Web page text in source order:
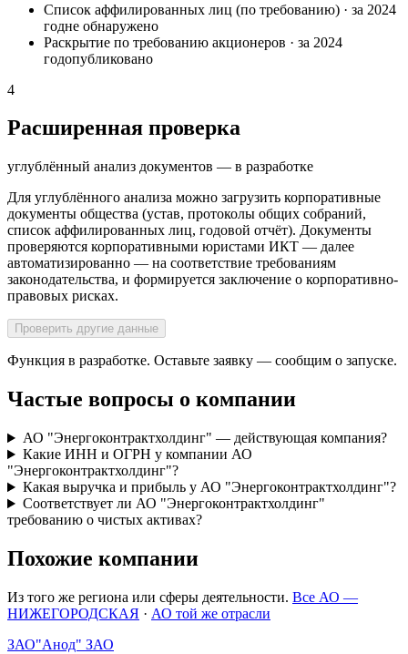
Список аффилированных лиц (по требованию) · за 2024
годне обнаружено
Раскрытие по требованию акционеров · за 2024
годопубликовано
4
Расширенная проверка
углублённый анализ документов — в разработке
Для углублённого анализа можно загрузить корпоративные
документы общества (устав, протоколы общих собраний,
список аффилированных лиц, годовой отчёт). Документы
проверяются корпоративными юристами ИКТ — далее
автоматизированно — на соответствие требованиям
законодательства, и формируется заключение о корпоративно-
правовых рисках.
Проверить другие данные
Функция в разработке. Оставьте заявку — сообщим о запуске.
Частые вопросы о компании
АО "Энергоконтрактхолдинг" — действующая компания?
Какие ИНН и ОГРН у компании АО
"Энергоконтрактхолдинг"?
Какая выручка и прибыль у АО "Энергоконтрактхолдинг"?
Соответствует ли АО "Энергоконтрактхолдинг"
требованию о чистых активах?
Похожие компании
Из того же региона или сферы деятельности. Все АО —
НИЖЕГОРОДСКАЯ · АО той же отрасли
ЗАО"Анод" ЗАО